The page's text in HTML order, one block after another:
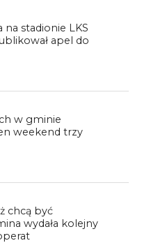
na stadionie LKS
apel do
w gminie
weekend trzy
chcą być
wydała kolejny